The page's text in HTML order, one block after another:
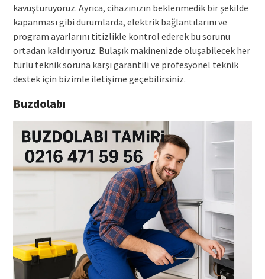
kavuşturuyoruz. Ayrıca, cihazınızın beklenmedik bir şekilde
kapanması gibi durumlarda, elektrik bağlantılarını ve
program ayarlarını titizlikle kontrol ederek bu sorunu
ortadan kaldırıyoruz. Bulaşık makinenizde oluşabilecek her
türlü teknik soruna karşı garantili ve profesyonel teknik
destek için bizimle iletişime geçebilirsiniz.
Buzdolabı